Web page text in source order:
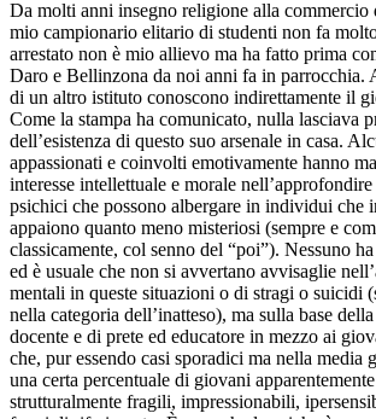
Da molti anni insegno religione alla
mio campionario elitario di studenti non fa
arrestato non è mio allievo ma ha fatto prima
Daro e Bellinzona da noi anni fa in parrocchia.
di un altro istituto conoscono indirettamente il
Come la stampa ha comunicato, nulla lasciava
dell’esistenza di questo suo arsenale in casa.
appassionati e coinvolti emotivamente hanno
interesse intellettuale e morale
psichici che possono albergare in individui che
appaiono quanto meno misteriosi (sempre e
classicamente, col senno del “poi”). Nessuno
ed è usuale che non si avvertano avvisaglie
mentali in queste situazioni o di stragi o suicidi
nella categoria dell’inatteso), ma sulla base
docente e di prete ed educatore in mezzo ai
che, pur essendo casi sporadici ma nella media
una certa percentuale di giovani
strutturalmente fragili, impressionabili,